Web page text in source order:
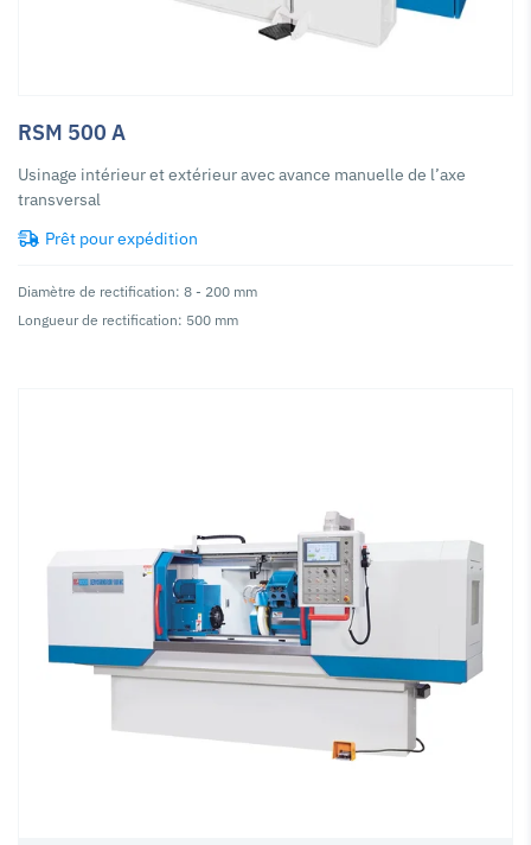
RSM 500 A
Usinage intérieur et extérieur avec avance manuelle de l’axe
transversal
Prêt pour expédition
Diamètre de rectification: 8 - 200 mm
Longueur de rectification: 500 mm